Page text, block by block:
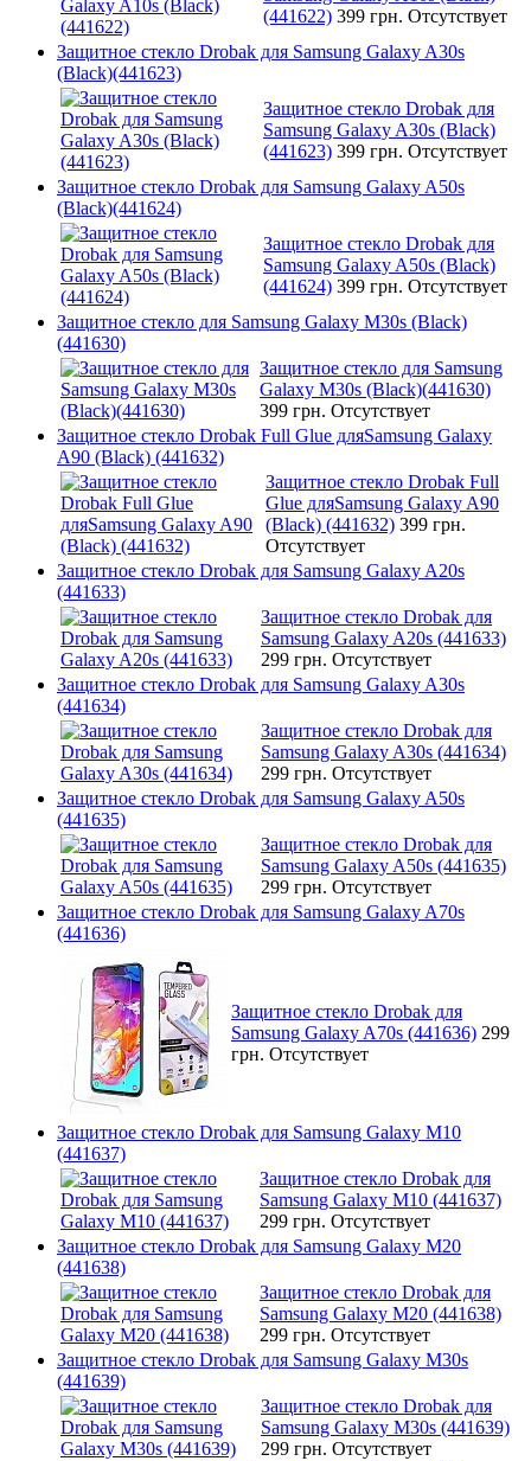
(441622) 399 грн. Отсутствует
Защитное стекло Drobak для Samsung Galaxy A30s
(Black)(441623)
Защитное стекло Drobak для
Samsung Galaxy A30s (Black)
(441623) 399 грн. Отсутствует
Защитное стекло Drobak для Samsung Galaxy A50s
(Black)(441624)
Защитное стекло Drobak для
Samsung Galaxy A50s (Black)
(441624) 399 грн. Отсутствует
Защитное стекло для Samsung Galaxy M30s (Black)
(441630)
Защитное стекло для Samsung
Galaxy M30s (Black)(441630)
399 грн. Отсутствует
Защитное стекло Drobak Full Glue дляSamsung Galaxy
A90 (Black) (441632)
Защитное стекло Drobak Full
Glue дляSamsung Galaxy A90
(Black) (441632) 399 грн.
Отсутствует
Защитное стекло Drobak для Samsung Galaxy A20s
(441633)
Защитное стекло Drobak для
Samsung Galaxy A20s (441633)
299 грн. Отсутствует
Защитное стекло Drobak для Samsung Galaxy A30s
(441634)
Защитное стекло Drobak для
Samsung Galaxy A30s (441634)
299 грн. Отсутствует
Защитное стекло Drobak для Samsung Galaxy A50s
(441635)
Защитное стекло Drobak для
Samsung Galaxy A50s (441635)
299 грн. Отсутствует
Защитное стекло Drobak для Samsung Galaxy A70s
(441636)
Защитное стекло Drobak для
Samsung Galaxy A70s (441636) 299
грн. Отсутствует
Защитное стекло Drobak для Samsung Galaxy M10
(441637)
Защитное стекло Drobak для
Samsung Galaxy M10 (441637)
299 грн. Отсутствует
Защитное стекло Drobak для Samsung Galaxy M20
(441638)
Защитное стекло Drobak для
Samsung Galaxy M20 (441638)
299 грн. Отсутствует
Защитное стекло Drobak для Samsung Galaxy M30s
(441639)
Защитное стекло Drobak для
Samsung Galaxy M30s (441639)
299 грн. Отсутствует